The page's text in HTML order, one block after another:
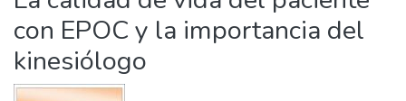
&
Collections
All of DSpace
con EPOC y la importancia del
kinesiólogo